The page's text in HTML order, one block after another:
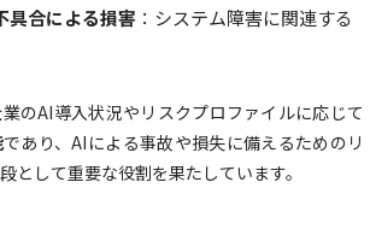
具合による損害 ：システム障害に関連する
のAI導入状況やリスクプロファイルに応じて
であり、AIによる事故や損失に備えるためのリ
として重要な役割を果たしています。